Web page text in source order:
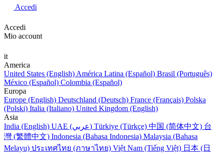
Accedi
Accedi
Mio account
it
America
United States (English) América Latina (Español) Brasil (Português)
México (Español) Colombia (Español)
Europa
Europe (English) Deutschland (Deutsch) France (Français) Polska
(Polski) Italia (Italiano) United Kingdom (English)
Asia
India (English)
UAE (عربي) Türkiye (Türkçe) 中国 (简体中文) 台
灣 (繁體中文) Indonesia (Bahasa Indonesia) Malaysia (Bahasa
Melayu) ประเทศไทย (ภาษาไทย) Việt Nam (Tiếng Việt) 日本 (日